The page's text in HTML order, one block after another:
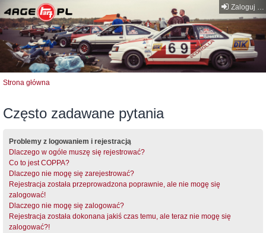
Zaloguj się
Strona główna
Często zadawane pytania
Problemy z logowaniem i rejestracją
Dlaczego w ogóle muszę się rejestrować?
Co to jest COPPA?
Dlaczego nie mogę się zarejestrować?
Rejestracja została przeprowadzona poprawnie, ale nie mogę się
zalogować!
Dlaczego nie mogę się zalogować?
Rejestracja została dokonana jakiś czas temu, ale teraz nie mogę się
zalogować?!